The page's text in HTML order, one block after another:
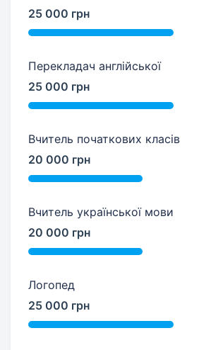
25 000 грн
Перекладач англійської
25 000 грн
Вчитель початкових класів
20 000 грн
Вчитель української мови
20 000 грн
Логопед
25 000 грн